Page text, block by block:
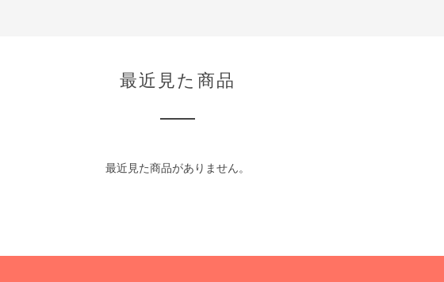
最近見た商品
最近見た商品がありません。